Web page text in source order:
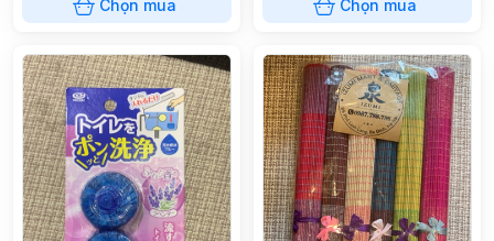
Chọn mua Chọn mua